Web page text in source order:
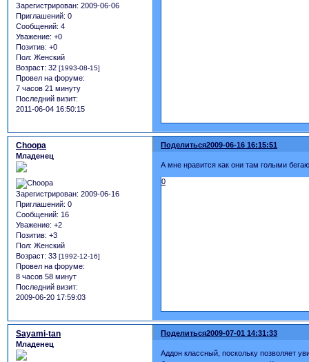
Зарегистрирован: 2009-06-06
Приглашений: 0
Сообщений: 4
Уважение: +0
Позитив: +0
Пол: Женский
Возраст: 32 [1993-08-15]
Провел на форуме:
7 часов 21 минуту
Последний визит:
2011-06-04 16:50:15
Поделиться2009-06-16 16:15:51
Choopa
Младенец
Зарегистрирован: 2009-06-16
Приглашений: 0
Сообщений: 16
Уважение: +2
Позитив: +3
Пол: Женский
Возраст: 33 [1992-12-16]
Провел на форуме:
8 часов 58 минут
Последний визит:
2009-06-20 17:59:03
А мне нравится как они там голыми
0
Поделиться2009-07-01 14:31:33
Sayami-tan
Младенец
Аддон классный, поскольку позволяет